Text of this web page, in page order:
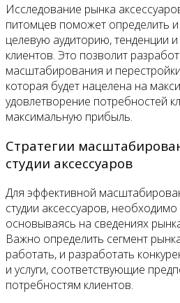
Исследование рынка
питомцев поможет определить и
целевую аудиторию, тенденции
клиентов. Это позволит
масштабирования и
которая будет нацелена на
удовлетворение потребностей
максимальную прибыль.
Стратегии
студии аксессуаров
Для эффективной
студии аксессуаров,
основываясь на сведениях
Важно определить сегмент
работать, и разработать
и услуги, соответствующие
потребностям клиентов.